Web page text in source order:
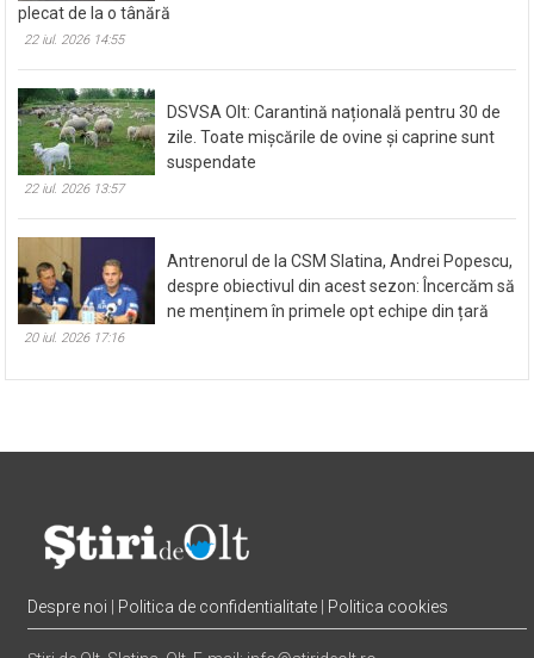
plecat de la o tânără
22 iul. 2026 14:55
DSVSA Olt: Carantină națională pentru 30 de
zile. Toate mișcările de ovine și caprine sunt
suspendate
22 iul. 2026 13:57
Antrenorul de la CSM Slatina, Andrei Popescu,
despre obiectivul din acest sezon: Încercăm să
ne menținem în primele opt echipe din țară
20 iul. 2026 17:16
Despre noi Politica de confidentialitate Politica cookies